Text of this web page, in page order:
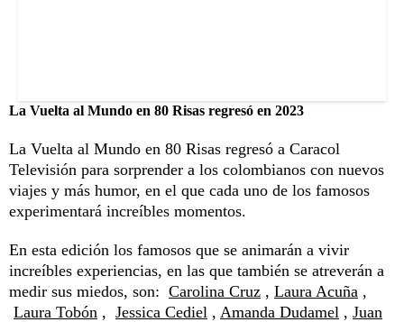
La Vuelta al Mundo en 80 Risas regresó en 2023
La Vuelta al Mundo en 80 Risas regresó a Caracol
Televisión para sorprender a los colombianos con nuevos
viajes y más humor, en el que cada uno de los famosos
experimentará increíbles momentos.
En esta edición los famosos que se animarán a vivir
increíbles experiencias, en las que también se atreverán a
medir sus miedos, son: Carolina Cruz , Laura Acuña ,
Laura Tobón , Jessica Cediel , Amanda Dudamel , Juan